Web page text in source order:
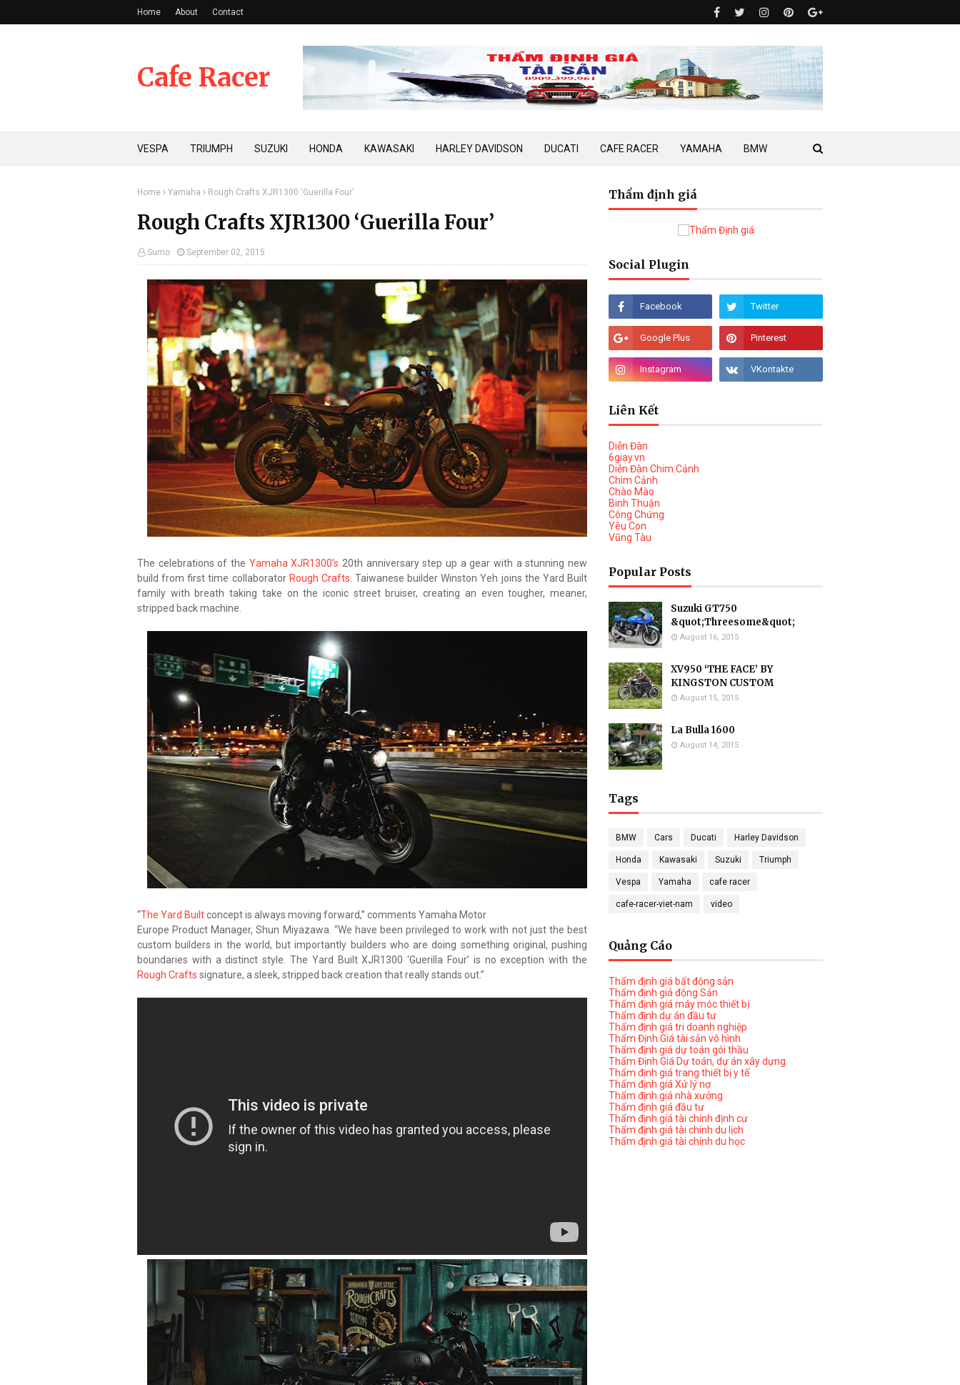
Home About Contact
Cafe Racer
VESPA TRIUMPH SUZUKI HONDA KAWASAKI HARLEY DAVIDSON DUCATI CAFE RACER YAMAHA BMW
Home Yamaha Rough Crafts XJR1300 ‘Guerilla Four’
Rough Crafts XJR1300 ‘Guerilla Four’
Sumo September 02, 2015
The celebrations of the Yamaha XJR1300’s 20th anniversary step up a gear with a stunning new
build from first time collaborator Rough Crafts . Taiwanese builder Winston Yeh joins the Yard Built
family with breath taking take on the iconic street bruiser, creating an even tougher, meaner,
stripped back machine.
“The Yard Builtconcept is always moving forward,” comments Yamaha Motor
Europe Product Manager, Shun Miyazawa. “We have been privileged to work with not just the best
custom builders in the world, but importantly builders who are doing something original, pushing
boundaries with a distinct style. The Yard Built XJR1300 ‘Guerilla Four’ is no exception with the
Rough Crafts signature, a sleek, stripped back creation that really stands out.”
Thẩm định giá
Social Plugin
Liên Kết
Diễn Đàn
6giay.vn
Diễn Đàn Chim Cảnh
Chim Cảnh
Chào Mào
Binh Thuận
Công Chứng
Yêu Con
Vũng Tàu
Popular Posts
Suzuki GT750
&quot;Threesome&quot;
August 16, 2015
XV950 ‘THE FACE’ BY
KINGSTON CUSTOM
August 15, 2015
La Bulla 1600
August 14, 2015
Tags
BMW Cars Ducati Harley Davidson
Honda Kawasaki Suzuki Triumph
Vespa Yamaha cafe racer
cafe-racer-viet-nam video
Quảng Cáo
Thẩm định giá bất động sản
Thẩm định giá động Sản
Thẩm định giá máy móc thiết bị
Thẩm định dự án đầu tư
Thẩm định giá tri doanh nghiệp
Thẩm Định Giá tài sản vô hình
Thẩm định giá dự toán gói thầu
Thẩm Định Giá Dự toán, dự án xây dựng
Thẩm định giá trang thiết bị y tế
Thẩm định giá Xử lý nợ
Thẩm định giá nhà xưởng
Thẩm định giá đầu tư
Thẩm định giá tài chính định cư
Thẩm định giá tài chính du lịch
Thẩm định giá tài chính du học